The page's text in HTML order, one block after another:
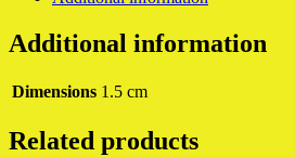
Additional information
Dimensions 1.5 cm
Related products